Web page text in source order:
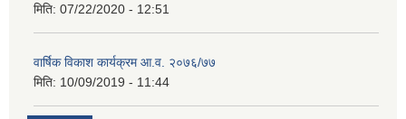
मिति: 07/22/2020 - 12:51
वार्षिक विकाश कार्यक्रम आ.व. २०७६/७७
मिति: 10/09/2019 - 11:44